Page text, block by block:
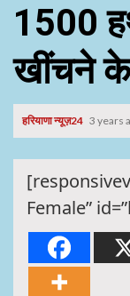
1500
खींचने के
हरियाणा न्यूज़24 3 years
Female”